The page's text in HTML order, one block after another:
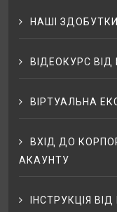
НАШІ ЗДОБУТКИ
ВІДЕОКУРС ВІД
ВІРТУАЛЬНА
ВХІД ДО
АКАУНТУ
ІНСТРУКЦІЯ